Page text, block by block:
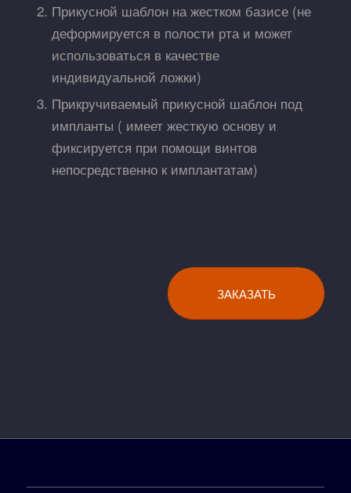
Прикусной шаблон на жестком базисе (не
деформируется в полости рта и может
использоваться в качестве
индивидуальной ложки)
Прикручиваемый прикусной шаблон под
импланты ( имеет жесткую основу и
фиксируется при помощи винтов
непосредственно к имплантатам)
ЗАКАЗАТЬ